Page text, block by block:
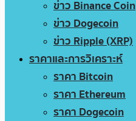
ข่าว Binance Coin
ข่าว Dogecoin
ข่าว Ripple (XRP)
ราคาและการวิเคราะห์
ราคา Bitcoin
ราคา Ethereum
ราคา Dogecoin